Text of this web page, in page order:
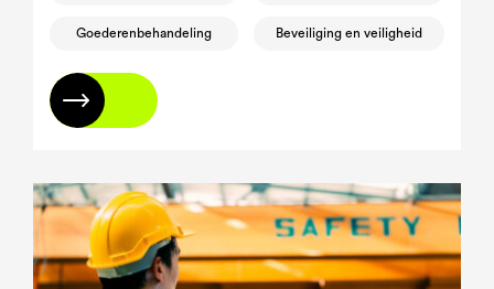
Goederenbehandeling Beveiliging en veiligheid
Lees meer